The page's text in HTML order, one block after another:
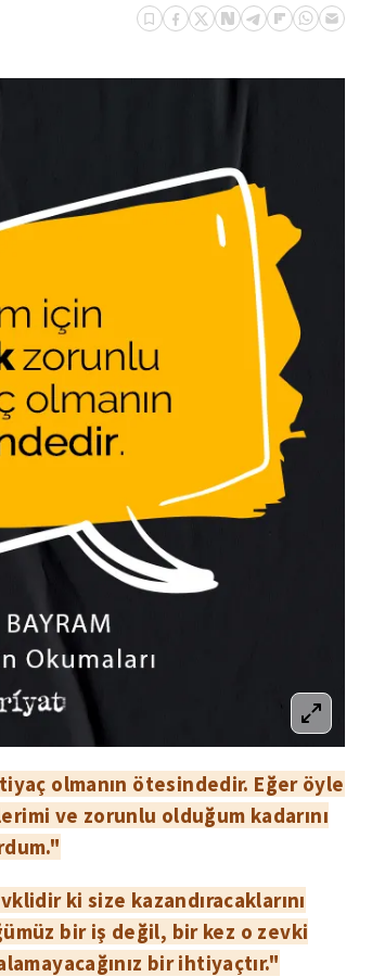
olmanın ötesindedir. Eğer öyle
ve zorunlu olduğum kadarını
ki size kazandıracaklarını
bir iş değil, bir kez o zevki
bir ihtiyaçtır."